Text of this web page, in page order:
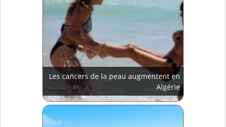
Les cancers de la peau augmentent en
Algérie